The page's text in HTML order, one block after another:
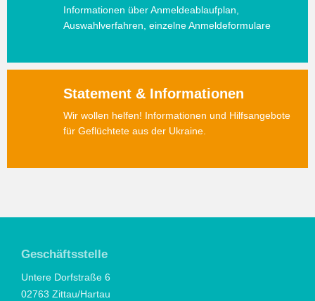
Informationen über Anmeldeablaufplan,
Auswahlverfahren, einzelne Anmeldeformulare
Statement & Informationen
Wir wollen helfen! Informationen und Hilfsangebote
für Geflüchtete aus der Ukraine.
Geschäftsstelle
Untere Dorfstraße 6
02763 Zittau/Hartau